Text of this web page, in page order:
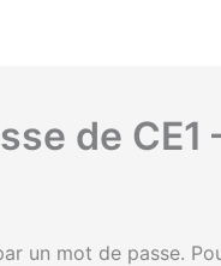
de CE1
un mot de passe.